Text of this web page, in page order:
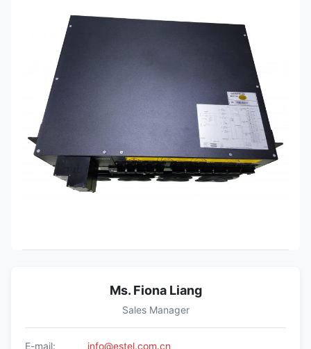
Ms. Fiona Liang
Sales Manager
E-mail:
info@estel.com.cn